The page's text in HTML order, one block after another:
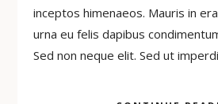
inceptos himenaeos. Mauris in
urna eu felis dapibus
Sed non neque elit. Sed ut